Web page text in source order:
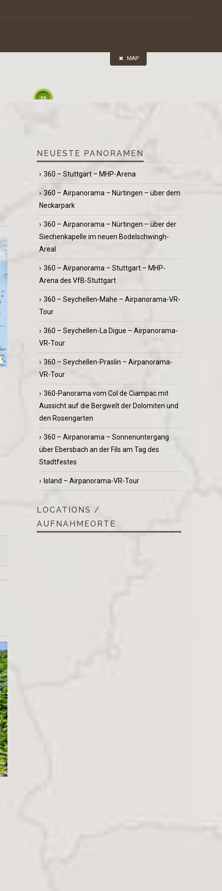
MAP
22
NEUESTE PANORAMEN
360 – Stuttgart – MHP-Arena
360 – Airpanorama – Nürtingen – über dem
Neckarpark
360 – Airpanorama – Nürtingen – über der
Siechenkapelle im neuen Bodelschwingh-
Areal
360 – Airpanorama – Stuttgart – MHP-
Arena des VfB-Stuttgart
360 – Seychellen-Mahe – Airpanorama-VR-
Tour
360 – Seychellen-La Digue – Airpanorama-
VR-Tour
360 – Seychellen-Praslin – Airpanorama-
VR-Tour
360-Panorama vom Col de Ciampac mit
Aussicht auf die Bergwelt der Dolomiten und
den Rosengarten
360 – Airpanorama – Sonnenuntergang
über Ebersbach an der Fils am Tag des
Stadtfestes
Island – Airpanorama-VR-Tour
LOCATIONS /
AUFNAHMEORTE